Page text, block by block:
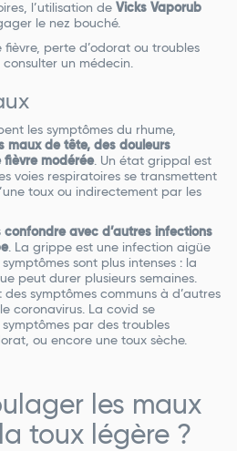
l’utilisation de Vicks Vaporub
le nez bouché.
fièvre, perte d’odorat ou troubles
un médecin.
les symptômes du rhume,
maux de tête, des douleurs
fièvre modérée. Un état grippal est
voies respiratoires se transmettent
toux ou indirectement par les
confondre avec d’autres infections
. La grippe est une infection aigüe
sont plus intenses : la
peut durer plusieurs semaines.
symptômes communs à d’autres
coronavirus. La covid se
par des troubles
ou encore une toux sèche.
les maux
toux légère ?